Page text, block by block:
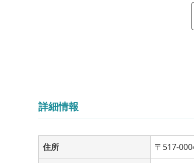
詳細情報
住所 〒517-